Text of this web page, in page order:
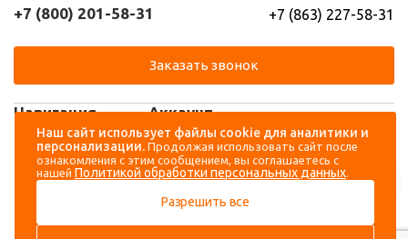
Навигация
Каталог
О компании
Доставка и оплата
Аккаунт
Вход
Регистрация
+7 (800) 201-58-31
+7 (863) 227-58-31
Заказать звонок
Наш сайт использует файлы cookie для аналитики и
персонализации. Продолжая использовать сайт после
ознакомления с этим сообщением, вы соглашаетесь с
нашей Политикой обработки персональных данных.
Разрешить все